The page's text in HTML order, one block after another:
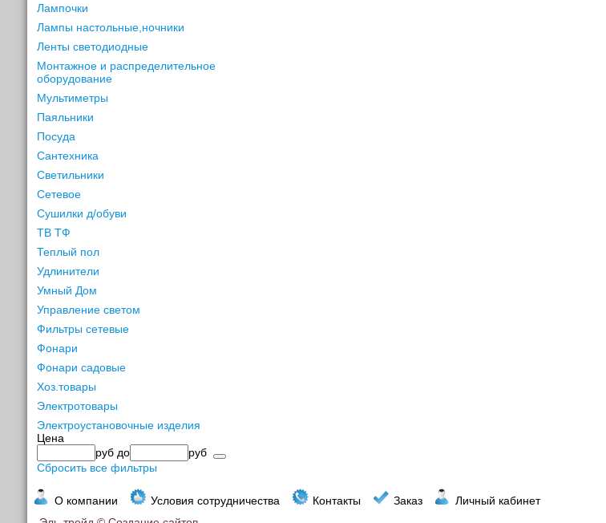
Лампочки
Лампы настольные,ночники
Ленты светодиодные
Монтажное и распределительное
оборудование
Мультиметры
Паяльники
Посуда
Сантехника
Светильники
Сетевое
Сушилки д/обуви
ТВ ТФ
Теплый пол
Удлинители
Умный Дом
Управление светом
Фильтры сетевые
Фонари
Фонари садовые
Хоз.товары
Электротовары
Электроустановочные изделия
Цена
руб до
руб
Сбросить все фильтры
О компании Условия сотрудничества Контакты Заказ
Личный кабинет